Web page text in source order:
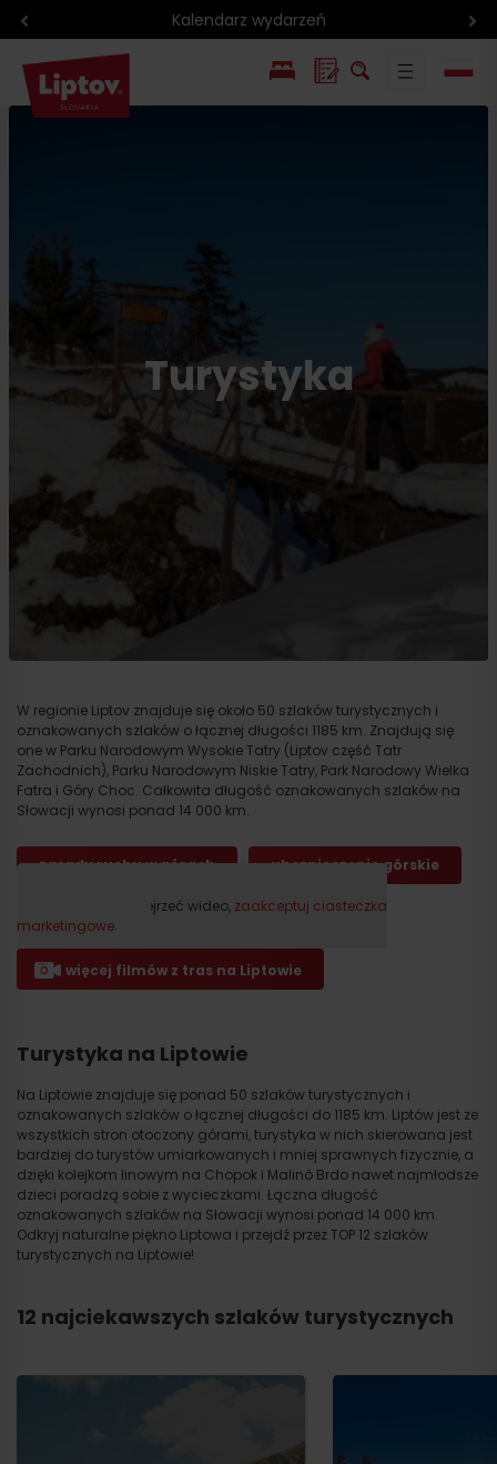
Kalendarz wydarzeń
Turystyka
W regionie Liptov znajduje się około 50 szlaków turystycznych i
oznakowanych szlaków o łącznej długości 1185 km. Znajdują się
one w Parku Narodowym Wysokie Tatry (Liptov część Tatr
Zachodnich), Parku Narodowym Niskie Tatry, Park Narodowy Wielka
Fatra i Góry Choc. Całkowita długość oznakowanych szlaków na
Słowacji wynosi ponad 14 000 km.
zasady ruchu w górach ubezpieczenie górskie
Proszę, aby obejrzeć wideo, zaakceptuj ciasteczka
marketingowe.
więcej filmów z tras na Liptowie
Turystyka na Liptowie
Na Liptowie znajduje się ponad 50 szlaków turystycznych i
oznakowanych szlaków o łącznej długości do 1185 km. Liptów jest ze
wszystkich stron otoczony górami, turystyka w nich skierowana jest
bardziej do turystów umiarkowanych i mniej sprawnych fizycznie, a
dzięki kolejkom linowym na Chopok i Malinô Brdo nawet najmłodsze
dzieci poradzą sobie z wycieczkami. Łączna długość
oznakowanych szlaków na Słowacji wynosi ponad 14 000 km.
Odkryj naturalne piękno Liptowa i przejdź przez TOP 12 szlaków
turystycznych na Liptowie!
12 najciekawszych szlaków turystycznych